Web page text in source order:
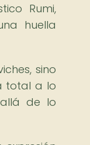
Rumi,
huella
sino
total a lo
de lo